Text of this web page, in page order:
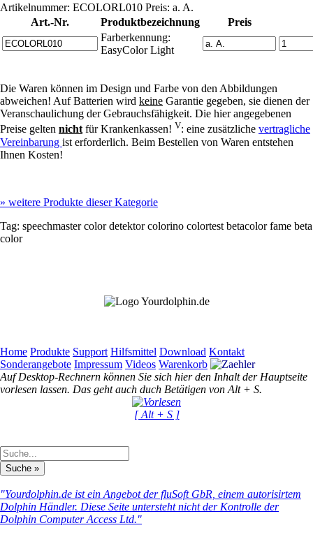
Artikelnummer: ECOLORL010 Preis: a. A.
Art.-Nr.
Produktbezeichnung
Preis
Farberkennung:
EasyColor Light
Die Waren können im Design und Farbe von den Abbildungen
abweichen! Auf Batterien wird keine Garantie gegeben, sie dienen der
Veranschaulichung der Gebrauchsfähigkeit. Die hier angegebenen
Preise gelten nichtfür Krankenkassen! V: eine zusätzliche vertragliche
Vereinbarung ist erforderlich. Beim Bestellen von Waren entstehen
Ihnen Kosten!
» weitere Produkte dieser Kategorie
Tag: speechmastercolor detektorcolorino colortest betacolorfame beta
color
Home Produkte Support Hilfsmittel Download Kontakt
Sonderangebote Impressum Videos Warenkorb
Auf Desktop-Rechnern können Sie sich hier den Inhalt der Hauptseite
vorlesen lassen. Das geht auch duch Betätigen von Alt + S.
[ Alt + S ]
"Yourdolphin.de ist ein Angebot der fluSoft GbR, einem autorisirtem
Dolphin Händler. Diese Seite untersteht nicht der Kontrolle der
Dolphin Computer Access Ltd."